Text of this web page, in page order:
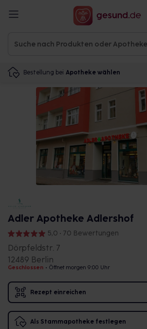
Bestellung bei Apotheke wählen
Adler Apotheke Adlershof
5,0 • 70 Bewertungen
Dörpfeldstr. 7
12489 Berlin
Geschlossen • Öffnet morgen 9:00 Uhr
Rezept einreichen
Als Stammapotheke festlegen